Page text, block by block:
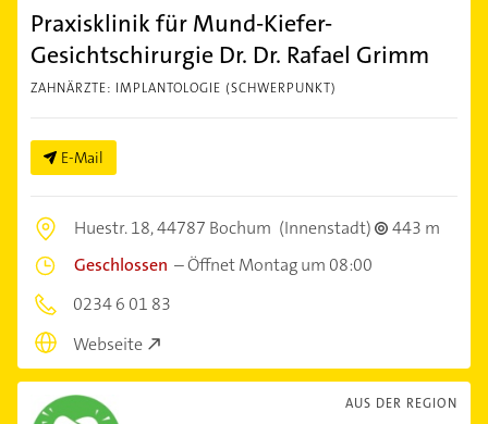
Praxisklinik für Mund-Kiefer-
Gesichtschirurgie Dr. Dr. Rafael Grimm
ZAHNÄRZTE: IMPLANTOLOGIE (SCHWERPUNKT)
E-Mail
Huestr. 18,44787 Bochum (Innenstadt)
443 m
Geschlossen –Öffnet Montag um 08:00
0234 6 01 83
Webseite
AUS DER REGION